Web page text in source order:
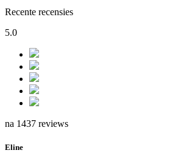
Recente recensies
5.0
na 1437 reviews
Eline